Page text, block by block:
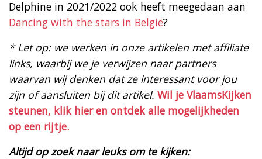
Delphine in 2021/2022 ook heeft meegedaan aan
Dancing with the stars in België?
* Let op: we werken in onze artikelen met affiliate
links, waarbij we je verwijzen naar partners
waarvan wij denken dat ze interessant voor jou
zijn of aansluiten bij dit artikel. Wil je VlaamsKijken
steunen, klik hier en ontdek alle mogelijkheden
op een rijtje.
Altijd op zoek naar leuks om te kijken: